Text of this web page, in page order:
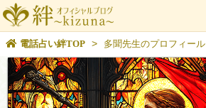
電話占い絆TOP > 多聞先生のプロフィール